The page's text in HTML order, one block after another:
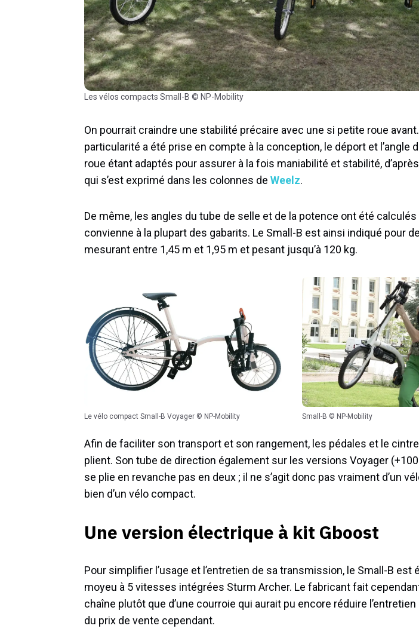
Les vélos compacts Small-B © NP-Mobility
On pourrait craindre une stabilité précaire avec une si petite roue
particularité a été prise en compte à la conception, le déport et l’angle
roue étant adaptés pour assurer à la fois maniabilité et stabilité,
qui s’est exprimé dans les colonnes de Weelz.
De même, les angles du tube de selle et de la potence ont été
convienne à la plupart des gabarits. Le Small-B est ainsi indiqué pour
mesurant entre 1,45 m et 1,95 m et pesant jusqu’à 120 kg.
Le vélo compact Small-B Voyager © NP-Mobility Small-B © NP-Mobility
Afin de faciliter son transport et son rangement, les pédales et le
plient. Son tube de direction également sur les versions Voyager
se plie en revanche pas en deux ; il ne s’agit donc pas vraiment d’un
bien d’un vélo compact.
Une version électrique à kit Gboost
Pour simplifier l’usage et l’entretien de sa transmission, le Small-B est
moyeu à 5 vitesses intégrées Sturm Archer. Le fabricant fait
chaîne plutôt que d’une courroie qui aurait pu encore réduire
du prix de vente cependant.